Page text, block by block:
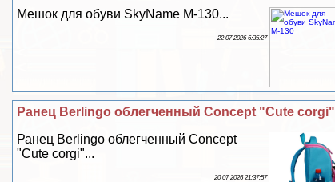
Мешок для обуви SkyName M-130...
22 07 2026 6:35:27
Ранец Berlingo облегченный Concept "Cute corgi"
Ранец Berlingo облегченный Concept
"Cute corgi"...
20 07 2026 21:37:57